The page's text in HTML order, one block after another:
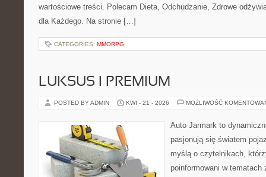
wartościowe treści. Polecam Dieta, Odchudzanie, Zdrowe
dla Każdego. Na stronie […]
CATEGORIES: MMORPG
LUKSUS I PREMIUM
POSTED BY ADMIN KWI - 21 - 2026 MOŻLIWOŚĆ
Auto Jarmark to
pasjonują się światem
myślą o czytelnikach,
poinformowani w